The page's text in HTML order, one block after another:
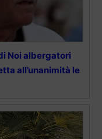
Noi albergatori
all’unanimità le